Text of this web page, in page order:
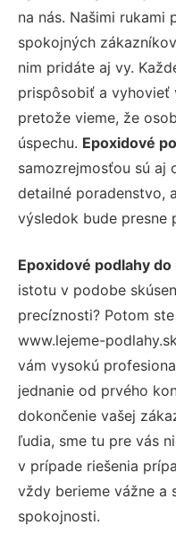
na nás. Našimi rukami
spokojných
nim pridáte aj vy.
prispôsobiť a vyhovieť
pretože vieme, že
úspechu. Epoxidové
samozrejmosťou sú aj
detailné poradenstvo,
výsledok bude presne
Epoxidové podlahy
istotu v podobe
precíznosti? Potom
www.lejeme-
vám vysokú
jednanie od prvého
dokončenie vašej
ľudia, sme tu pre vás
v prípade riešenia
vždy berieme vážne a
spokojnosti.